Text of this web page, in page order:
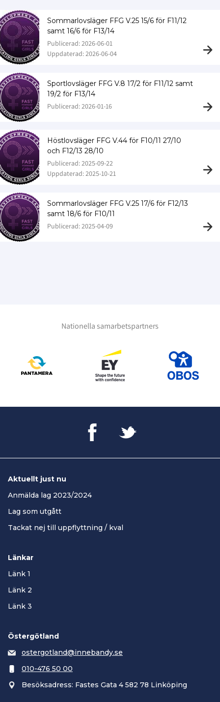
Sommarlovsläger FFG V.25 15/6 för F11/12
samt 16/6 för F13/14
Publicerad: 2026-06-01
Uppdaterad: 2026-06-04
Sportlovsläger FFG V.8 17/2 för F11/12 samt
19/2 för F13/14
Publicerad: 2026-01-16
Höstlovsläger FFG V.44 för F10/11 27/10
och F12/13 28/10
Publicerad: 2025-09-22
Uppdaterad: 2025-10-21
Sommarlovsläger FFG V.25 17/6 för F12/13
samt 18/6 för F10/11
Publicerad: 2025-04-09
Nationella samarbetspartners
Aktuellt just nu
Anmälda lag 2023/2024
Lag som utgått
Tackat nej till uppflyttning / kval
Länkar
Länk 1
Länk 2
Länk 3
Östergötland
ostergotland@innebandy.se
010-476 50 00
Besöksadress: Fastes Gata 4 582 78 Linköping